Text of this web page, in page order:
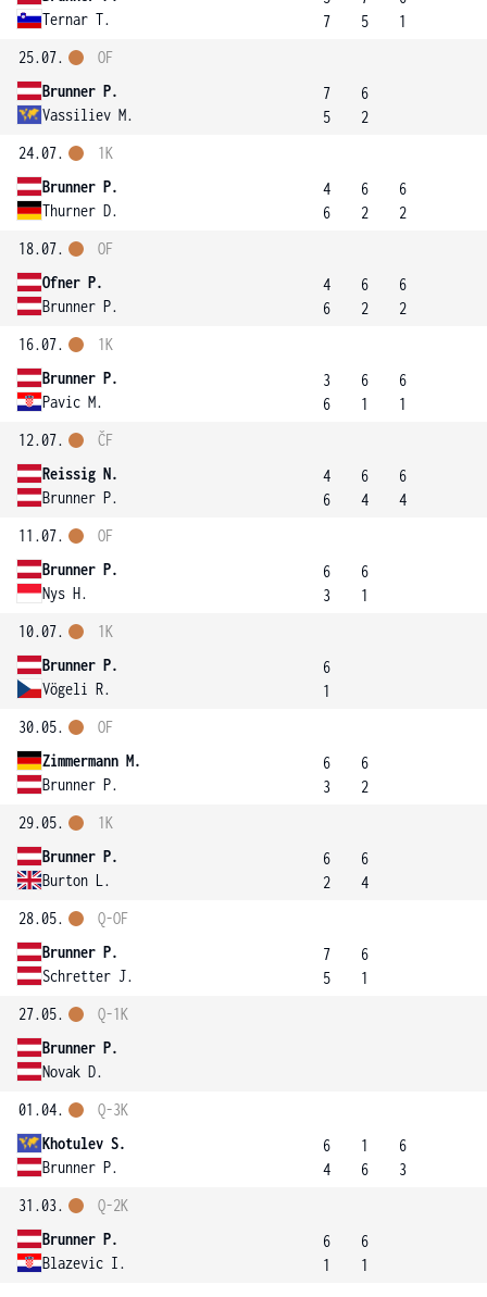
Ternar T.
7
5
1
25.07.
Brunner P.
Vassiliev M.
OF
7
5
6
2
24.07.
Brunner P.
Thurner D.
1K
4
6
6
2
6
2
18.07.
Ofner P.
Brunner P.
OF
4
6
6
2
6
2
16.07.
Brunner P.
Pavic M.
1K
3
6
6
1
6
1
12.07.
Reissig N.
Brunner P.
ČF
4
6
6
4
6
4
11.07.
Brunner P.
Nys H.
OF
6
3
6
1
10.07.
Brunner P.
Vögeli R.
1K
6
1
30.05.
Zimmermann M.
Brunner P.
OF
6
3
6
2
29.05.
Brunner P.
Burton L.
1K
6
2
6
4
28.05.
Brunner P.
Schretter J.
Q-OF
7
5
6
1
27.05.
Brunner P.
Novak D.
Q-1K
01.04.
Khotulev S.
Brunner P.
Q-3K
6
4
1
6
6
3
31.03.
Brunner P.
Blazevic I.
Q-2K
6
1
6
1